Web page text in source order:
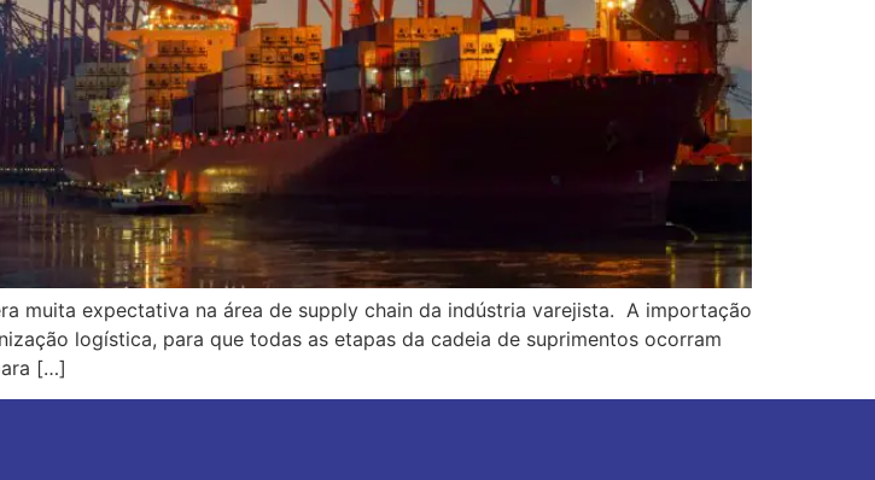
muita expectativa na área de supply chain da indústria varejista. A importação
logística, para que todas as etapas da cadeia de suprimentos ocorram
[…]